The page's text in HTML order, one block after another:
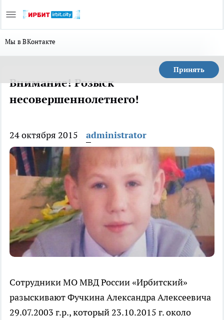
Мы в ВКонтакте
Принять
Внимание! Розыск
несовершеннолетнего!
24 октября 2015 administrator
Сотрудники МО МВД России «Ирбитский»
разыскивают Фучкина Александра Алексеевича
29.07.2003 г.р., который 23.10.2015 г. около